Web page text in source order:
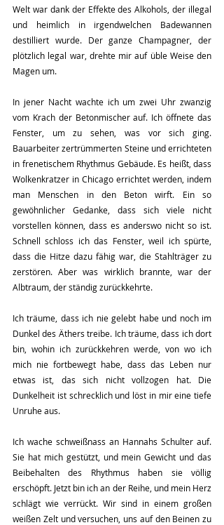
Welt war dank der Effekte des Alkohols, der illegal
und heimlich in irgendwelchen Badewannen
destilliert wurde. Der ganze Champagner, der
plötzlich legal war, drehte mir auf üble Weise den
Magen um.
In jener Nacht wachte ich um zwei Uhr zwanzig
vom Krach der Betonmischer auf. Ich öffnete das
Fenster, um zu sehen, was vor sich ging.
Bauarbeiter zertrümmerten Steine und errichteten
in frenetischem Rhythmus Gebäude. Es heißt, dass
Wolkenkratzer in Chicago errichtet werden, indem
man Menschen in den Beton wirft. Ein so
gewöhnlicher Gedanke, dass sich viele nicht
vorstellen können, dass es anderswo nicht so ist.
Schnell schloss ich das Fenster, weil ich spürte,
dass die Hitze dazu fähig war, die Stahlträger zu
zerstören. Aber was wirklich brannte, war der
Albtraum, der ständig zurückkehrte.
Ich träume, dass ich nie gelebt habe und noch im
Dunkel des Äthers treibe. Ich träume, dass ich dort
bin, wohin ich zurückkehren werde, von wo ich
mich nie fortbewegt habe, dass das Leben nur
etwas ist, das sich nicht vollzogen hat. Die
Dunkelheit ist schrecklich und löst in mir eine tiefe
Unruhe aus.
Ich wache schweißnass an Hannahs Schulter auf.
Sie hat mich gestützt, und mein Gewicht und das
Beibehalten des Rhythmus haben sie völlig
erschöpft. Jetzt bin ich an der Reihe, und mein Herz
schlägt wie verrückt. Wir sind in einem großen
weißen Zelt und versuchen, uns auf den Beinen zu